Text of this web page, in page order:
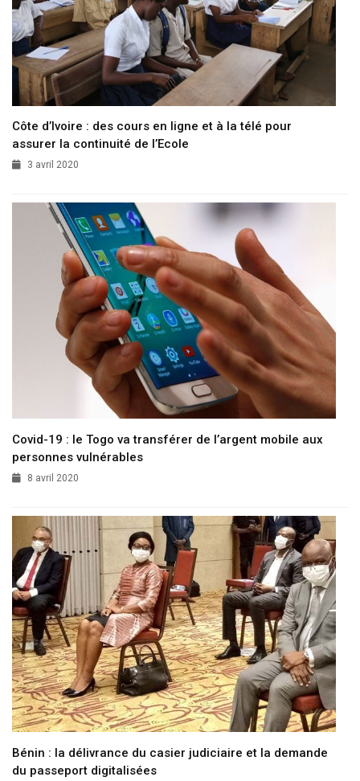
Côte d’Ivoire : des cours en ligne et à la télé pour
assurer la continuité de l’Ecole
3 avril 2020
Covid-19 : le Togo va transférer de l’argent mobile aux
personnes vulnérables
8 avril 2020
Bénin : la délivrance du casier judiciaire et la demande
du passeport digitalisées